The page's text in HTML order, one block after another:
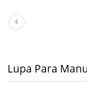
Lupa Para